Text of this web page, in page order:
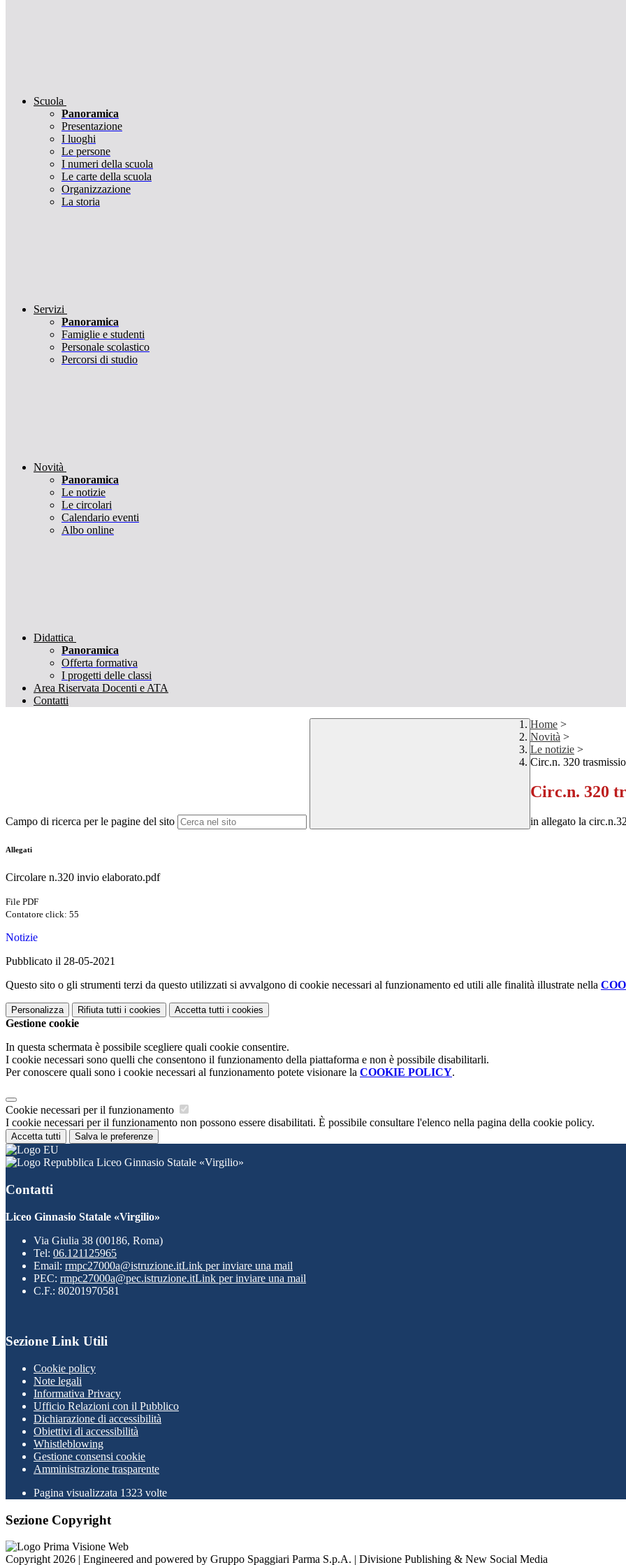
Scuola
Panoramica
Presentazione
I luoghi
Le persone
I numeri della scuola
Le carte della scuola
Organizzazione
La storia
Servizi
Panoramica
Famiglie e studenti
Personale scolastico
Percorsi di studio
Novità
Panoramica
Le notizie
Le circolari
Calendario eventi
Albo online
Didattica
Panoramica
Offerta formativa
I progetti delle classi
Area Riservata Docenti e ATA
Contatti
Campo di ricerca per le pagine del sito
Home >
Novità >
Le notizie >
Circ.n. 320
Circ.n. 320
in allegato la
Allegati
Circolare n.320 invio elaborato.pdf
File PDF
Contatore click: 55
Notizie
Pubblicato il 28-05-2021
Questo sito o gli strumenti terzi da questo utilizzati si avvalgono di cookie necessari al funzionamento ed utili alle finalità illustrate nella
Personalizza Rifiuta tutti i cookies Accetta tutti i cookies
Gestione cookie
In questa schermata è possibile scegliere quali cookie consentire.
I cookie necessari sono quelli che consentono il funzionamento della piattaforma e non è possibile disabilitarli.
Per conoscere quali sono i cookie necessari al funzionamento potete visionare la COOKIE POLICY.
Cookie necessari per il funzionamento
I cookie necessari per il funzionamento non possono essere disabilitati. È possibile consultare l'elenco nella pagina della cookie policy.
Accetta tutti Salva le preferenze
Liceo Ginnasio Statale «Virgilio»
Contatti
Liceo Ginnasio Statale «Virgilio»
Via Giulia 38 (00186, Roma)
Tel: 06.121125965
Email: rmpc27000a@istruzione.itLink per inviare una mail
PEC: rmpc27000a@pec.istruzione.itLink per inviare una mail
C.F.: 80201970581
Sezione Link Utili
Cookie policy
Note legali
Informativa Privacy
Ufficio Relazioni con il Pubblico
Dichiarazione di accessibilità
Obiettivi di accessibilità
Whistleblowing
Gestione consensi cookie
Amministrazione trasparente
Pagina visualizzata 1323 volte
Sezione Copyright
Copyright 2026 | Engineered and powered by Gruppo Spaggiari Parma S.p.A. | Divisione Publishing & New Social Media